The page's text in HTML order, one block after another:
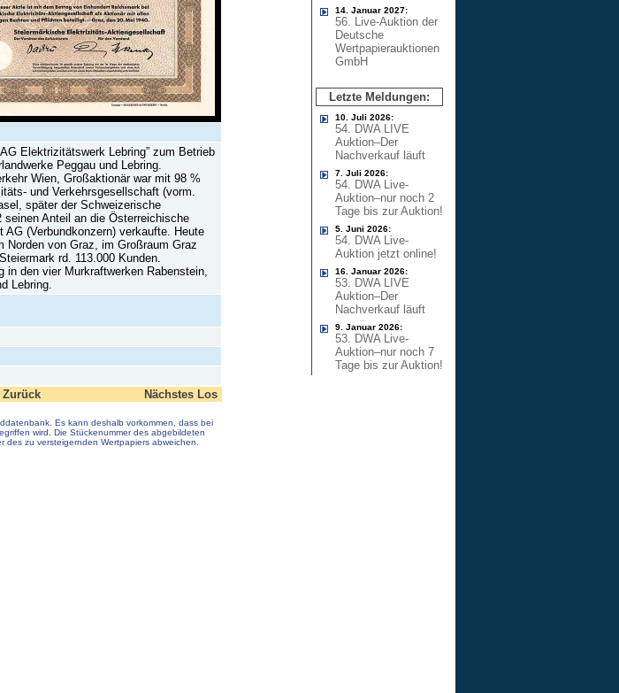
Elektrizitätswerk Lebring” zum Betrieb
Peggau und Lebring.
Wien, Großaktionär war mit 98 %
und Verkehrsgesellschaft (vorm.
später der Schweizerische
seinen Anteil an die Österreichische
AG (Verbundkonzern) verkaufte. Heute
Norden von Graz, im Großraum Graz
rd. 113.000 Kunden.
in den vier Murkraftwerken Rabenstein,
Lebring.
Zurück Nächstes Los
Es kann deshalb vorkommen, dass bei
wird. Die Stückenummer des abgebildeten
des zu versteigernden Wertpapiers abweichen.
14. Januar 2027:
56. Live-Auktion der
Deutsche
Wertpapierauktionen
GmbH
Letzte Meldungen:
10. Juli 2026:
54. DWA LIVE
Auktion–Der
Nachverkauf läuft
7. Juli 2026:
54. DWA Live-
Auktion–nur noch 2
Tage bis zur Auktion!
5. Juni 2026:
54. DWA Live-
Auktion jetzt online!
16. Januar 2026:
53. DWA LIVE
Auktion–Der
Nachverkauf läuft
9. Januar 2026:
53. DWA Live-
Auktion–nur noch 7
Tage bis zur Auktion!